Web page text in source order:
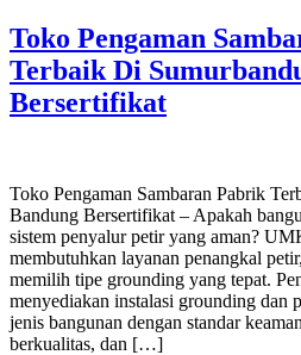
Toko Pengaman
Terbaik Di
Bersertifikat
Toko Pengaman Sambaran Pabrik
Bandung Bersertifikat – Apakah
sistem penyalur petir yang aman?
membutuhkan layanan penangkal
memilih tipe grounding yang tepat.
menyediakan instalasi grounding dan
jenis bangunan dengan standar
berkualitas, dan […]